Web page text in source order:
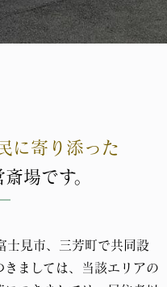
に寄り添った
場です。
士見市、三芳町で共同設
ましては、当該エリアの